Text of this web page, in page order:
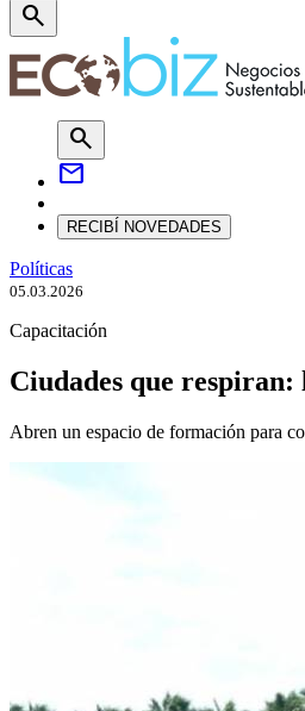
search
search
mail
RECIBÍ NOVEDADES
Políticas
05.03.2026
Capacitación
Ciudades que respiran:
Abren un espacio de formación para